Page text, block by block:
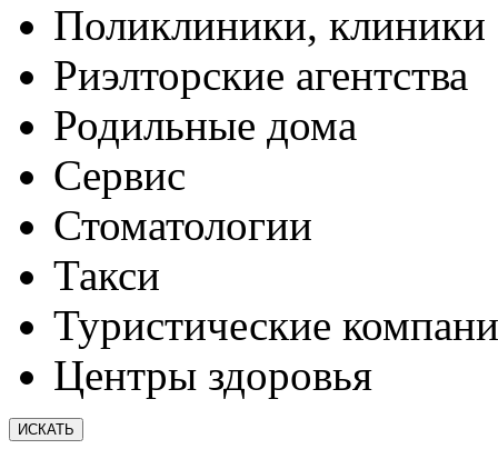
Поликлиники, клиники
Риэлторские агентства
Родильные дома
Сервис
Стоматологии
Такси
Туристические
Центры здоровья